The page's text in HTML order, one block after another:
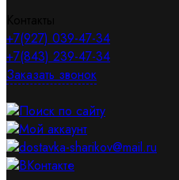
+7(927) 039-47-34
+7(843) 239-47-34
Заказать звонок
Поиск по сайту
Мой аккаунт
dostavka-sharikov@mail.ru
ВКонтакте